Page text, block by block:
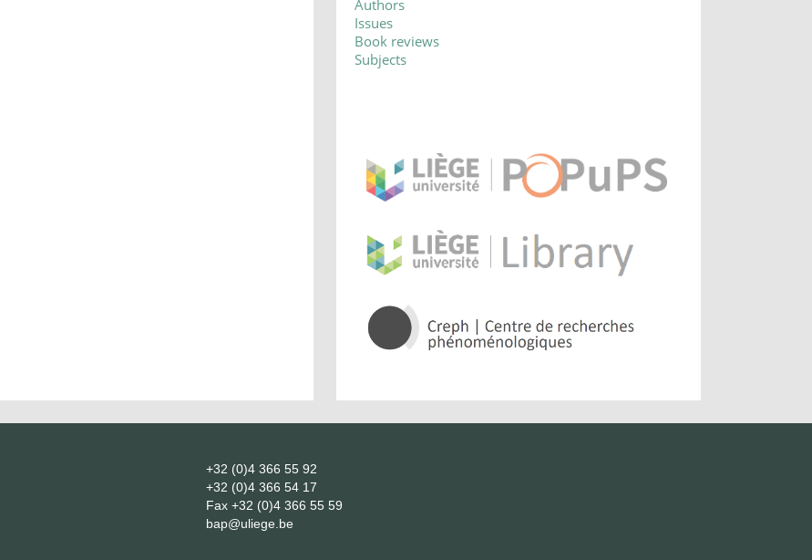
Authors
Issues
Book reviews
Subjects
+32 (0)4 366 55 92
+32 (0)4 366 54 17
Fax +32 (0)4 366 55 59
bap@uliege.be